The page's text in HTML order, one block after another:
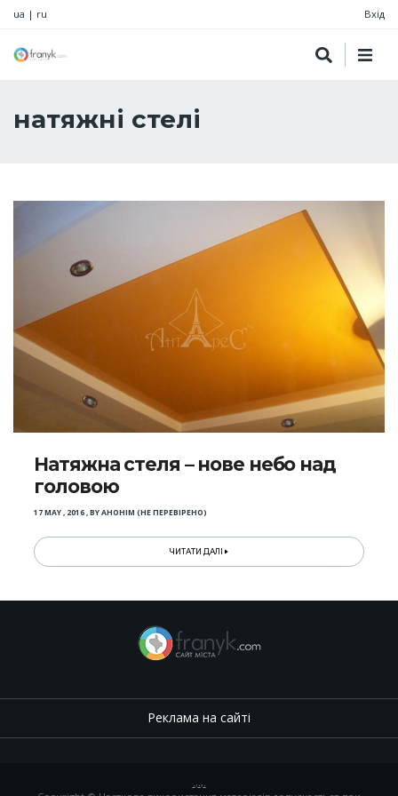
ua | ru Вхід
натяжні стелі
Натяжна стеля – нове небо над
головою
17 MAY , 2016,BYАНОНІМ (НЕ ПЕРЕВІРЕНО)
ЧИТАТИ ДАЛІ
Реклама на сайті
.,.,.